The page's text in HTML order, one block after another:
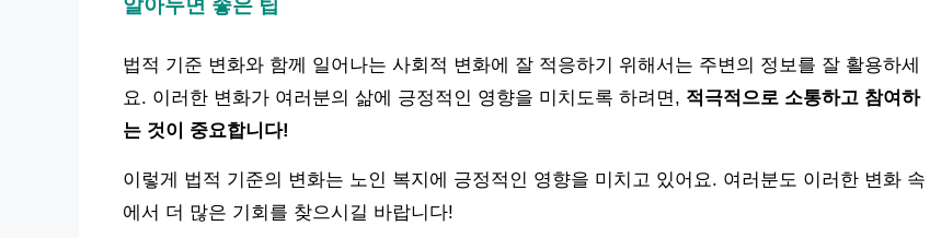
알아두면 좋은 팁
법적 기준 변화와 함께 일어나는 사회적 변화에 잘 적응하기 위해서는 주변의 정보를 잘 활용하세
요. 이러한 변화가 여러분의 삶에 긍정적인 영향을 미치도록 하려면, 적극적으로 소통하고 참여하
는 것이 중요합니다!
이렇게 법적 기준의 변화는 노인 복지에 긍정적인 영향을 미치고 있어요. 여러분도 이러한 변화 속
에서 더 많은 기회를 찾으시길 바랍니다!